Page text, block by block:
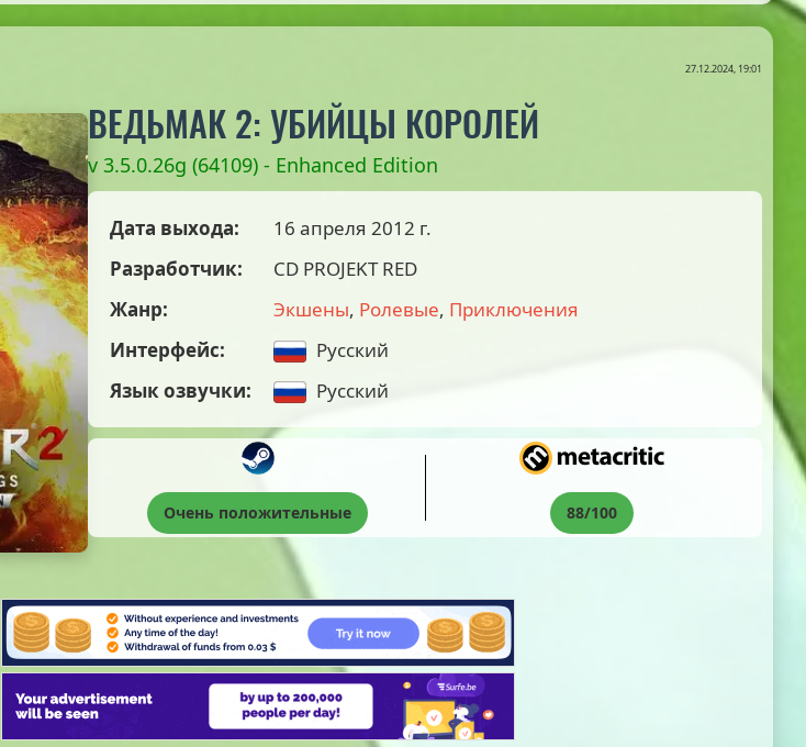
27.12.2024, 19:01
ВЕДЬМАК 2: УБИЙЦЫ КОРОЛЕЙ
v 3.5.0.26g (64109) - Enhanced Edition
Дата выхода:
16 апреля 2012 г.
Разработчик:
CD PROJEKT RED
Жанр:
Экшены, Ролевые, Приключения
Интерфейс:
Русский
Язык озвучки:
Русский
Очень положительные 88/100